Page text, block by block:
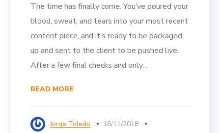
The time has finally come. You’ve poured your
blood, sweat, and tears into your most recent
content piece, and it’s ready to be packaged
up and sent to the client to be pushed live.
After a few final checks and only…
READ MORE
Jorge Toledo
16/11/2018